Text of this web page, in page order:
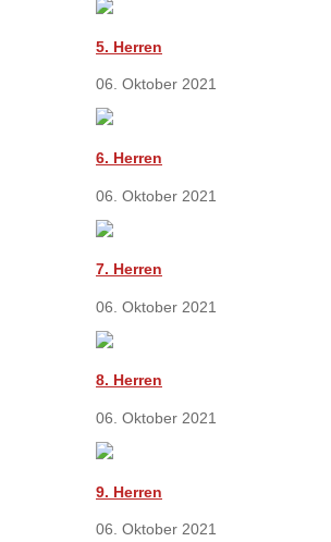
5. Herren
06. Oktober 2021
6. Herren
06. Oktober 2021
7. Herren
06. Oktober 2021
8. Herren
06. Oktober 2021
9. Herren
06. Oktober 2021